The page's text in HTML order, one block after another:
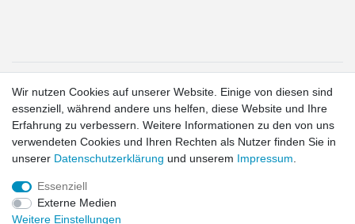
1Gilt für Lieferungen in folgendes Land: Deutschland.
Lieferzeiten für andere Länder und Informationen zur
Berechnung des Liefertermins siehe hier:Liefer- und
Zahlungsbedingungen
2exkl. MwSt.
Widerrufs­recht Widerrufs­formular
Wir nutzen Cookies auf unserer Website. Einige von diesen sind
essenziell, während andere uns helfen, diese Website und Ihre
Erfahrung zu verbessern. Weitere Informationen zu den von uns
verwendeten Cookies und Ihren Rechten als Nutzer finden Sie in
unserer Daten­schutz­erklärung und unserem Impressum
Essenziell
Externe Medien
Weitere Einstellungen